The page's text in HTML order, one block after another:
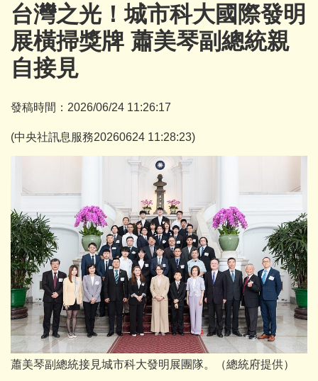
台灣之光！城市科大國際發明
展橫掃獎牌 蕭美琴副總統親
自接見
發稿時間：2026/06/24 11:26:17
(中央社訊息服務20260624 11:28:23)
蕭美琴副總統接見城市科大發明展團隊。（總統府提供）